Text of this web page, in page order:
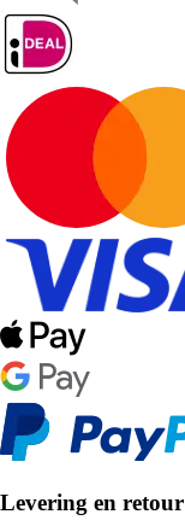
Levering en retour